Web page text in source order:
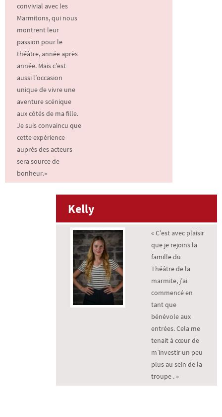
convivial avec les
Marmitons, qui nous
montrent leur
passion pour le
théâtre, année après
année. Mais c’est
aussi l’occasion
unique de vivre une
aventure scénique
aux côtés de ma fille.
Je suis convaincu que
cette expérience
auprès des acteurs
sera source de
bonheur.»
Kelly
« C’est avec plaisir
que je rejoins la
famille du
Théâtre de la
marmite, j’ai
commencé en
tant que
bénévole aux
entrées. Cela me
tenait à cœur de
m’investir un peu
plus au sein de la
troupe . »